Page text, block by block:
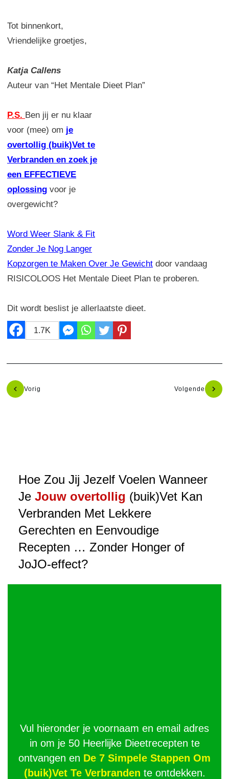
Tot binnenkort,
Vriendelijke groetjes,
Katja Callens
Auteur van “Het Mentale Dieet Plan”
P.S. Ben jij er nu klaar
voor (mee) om je
overtollig (buik)Vet te
Verbranden en zoek je
een EFFECTIEVE
oplossing voor je
overgewicht?
Word Weer Slank & Fit
Zonder Je Nog Langer
Kopzorgen te Maken Over Je Gewicht door vandaag
RISICOLOOS Het Mentale Dieet Plan te proberen.
Dit wordt beslist je allerlaatste dieet.
1.7K
Vorig Volgende
Hoe Zou Jij Jezelf Voelen Wanneer
Je Jouw overtollig (buik)Vet Kan
Verbranden Met Lekkere
Gerechten en Eenvoudige
Recepten … Zonder Honger of
JoJO-effect?
Vul hieronder je voornaam en email adres
in om je 50 Heerlijke Dieetrecepten te
ontvangen en De 7 Simpele Stappen Om
(buik)Vet Te Verbranden te ontdekken.